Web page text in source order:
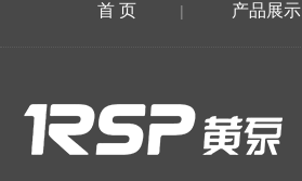
首 页 | 产品展示